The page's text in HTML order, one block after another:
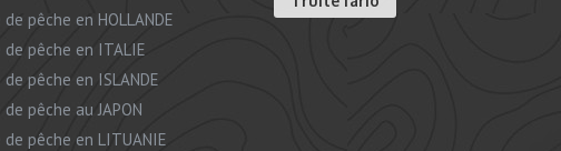
pêche en HOLLANDE
de pêche en ITALIE
de pêche en ISLANDE
pêche au JAPON
de pêche en LITUANIE